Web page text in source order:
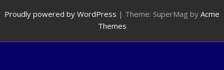
Proudly powered by WordPress | Theme: SuperMag by Acme
Themes